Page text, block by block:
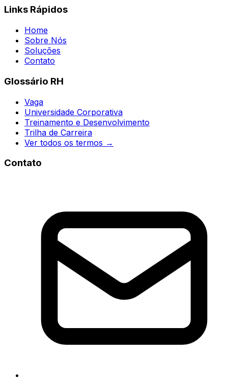
Links Rápidos
Home
Sobre Nós
Soluções
Contato
Glossário RH
Vaga
Universidade Corporativa
Treinamento e Desenvolvimento
Trilha de Carreira
Ver todos os termos →
Contato